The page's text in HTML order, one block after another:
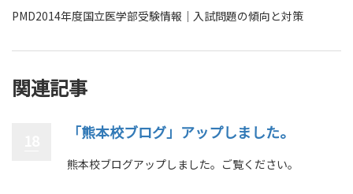
PMD2014年度国立医学部受験情報｜入試問題の傾向と対策
関連記事
「熊本校ブログ」アップしました。
熊本校ブログアップしました。ご覧ください。